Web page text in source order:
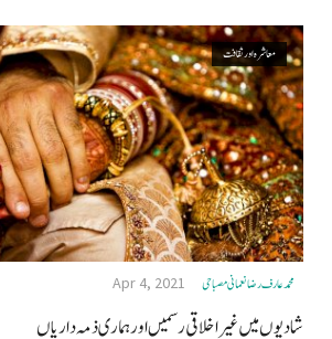
معاشرہ اور ثقافت
محمد عارف رضا نعمانی مصباحی Apr 4, 2021
شادیوں میں غیر اخلاقی رسمیں اور ہماری ذمہ داریاں